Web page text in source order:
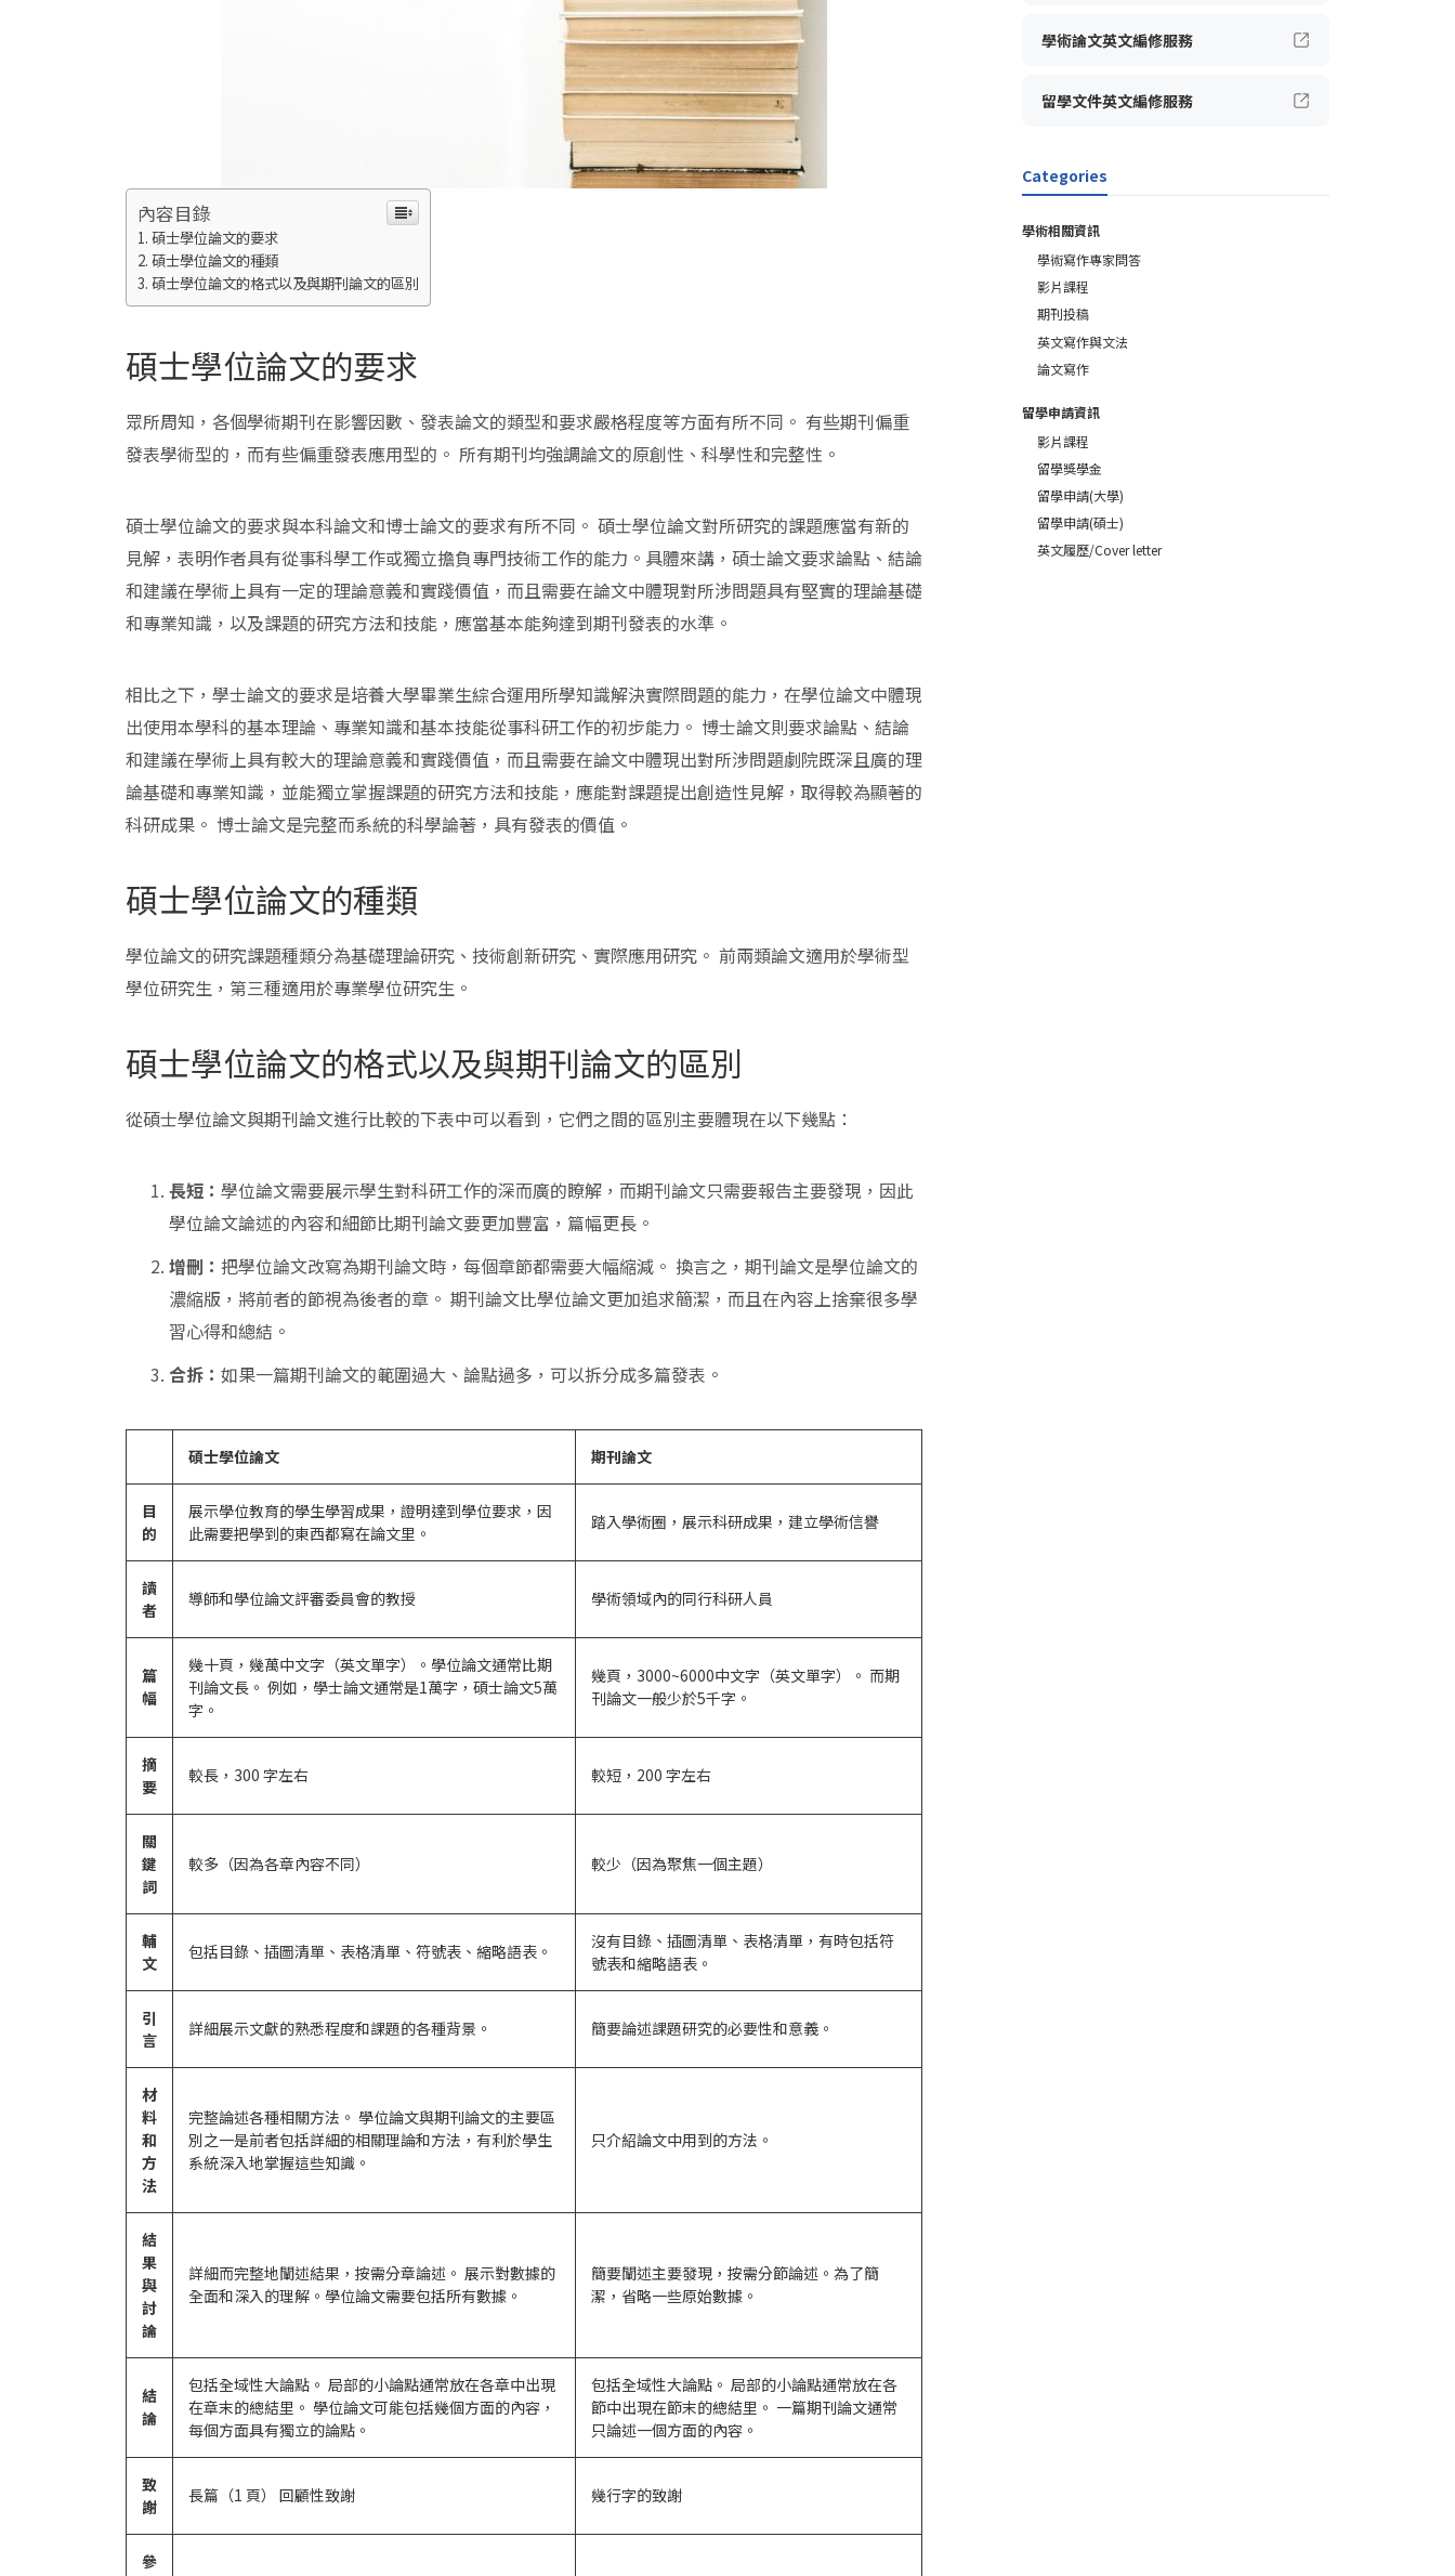
內容目錄
碩士學位論文的要求
碩士學位論文的種類
碩士學位論文的格式以及與期刊論文的區別
碩士學位論文的要求
眾所周知，各個學術期刊在影響因數、發表論文的類型和要求嚴格程度等方面有所不同。 有些期刊偏重
發表學術型的，而有些偏重發表應用型的。 所有期刊均強調論文的原創性、科學性和完整性。
碩士學位論文的要求與本科論文和博士論文的要求有所不同。 碩士學位論文對所研究的課題應當有新的
見解，表明作者具有從事科學工作或獨立擔負專門技術工作的能力。具體來講，碩士論文要求論點、結論
和建議在學術上具有一定的理論意義和實踐價值，而且需要在論文中體現對所涉問題具有堅實的理論基礎
和專業知識，以及課題的研究方法和技能，應當基本能夠達到期刊發表的水準。
相比之下，學士論文的要求是培養大學畢業生綜合運用所學知識解決實際問題的能力，在學位論文中體現
出使用本學科的基本理論、專業知識和基本技能從事科研工作的初步能力。 博士論文則要求論點、結論
和建議在學術上具有較大的理論意義和實踐價值，而且需要在論文中體現出對所涉問題劇院既深且廣的理
論基礎和專業知識，並能獨立掌握課題的研究方法和技能，應能對課題提出創造性見解，取得較為顯著的
科研成果。 博士論文是完整而系統的科學論著，具有發表的價值。
碩士學位論文的種類
學位論文的研究課題種類分為基礎理論研究、技術創新研究、實際應用研究。 前兩類論文適用於學術型
學位研究生，第三種適用於專業學位研究生。
碩士學位論文的格式以及與期刊論文的區別
從碩士學位論文與期刊論文進行比較的下表中可以看到，它們之間的區別主要體現在以下幾點：
長短： 學位論文需要展示學生對科研工作的深而廣的瞭解，而期刊論文只需要報告主要發現，因此
學位論文論述的內容和細節比期刊論文要更加豐富，篇幅更長。
增刪： 把學位論文改寫為期刊論文時，每個章節都需要大幅縮減。 換言之，期刊論文是學位論文的
濃縮版，將前者的節視為後者的章。 期刊論文比學位論文更加追求簡潔，而且在內容上捨棄很多學
習心得和總結。
合拆： 如果一篇期刊論文的範圍過大、論點過多，可以拆分成多篇發表。
碩士學位論文 期刊論文
目
的
展示學位教育的學生學習成果，證明達到學位要求，因
此需要把學到的東西都寫在論文里。
踏入學術圈，展示科研成果，建立學術信譽
讀
者
導師和學位論文評審委員會的教授 學術領域內的同行科研人員
篇
幅
幾十頁，幾萬中文字（英文單字）。學位論文通常比期
刊論文長。 例如，學士論文通常是1萬字，碩士論文5萬
字。
幾頁，3000~6000中文字（英文單字）。 而期
刊論文一般少於5千字。
摘
要
較長，300 字左右 較短，200 字左右
關
鍵
詞
較多（因為各章內容不同） 較少（因為聚焦一個主題）
輔
文
包括目錄、插圖清單、表格清單、符號表、縮略語表。
沒有目錄、插圖清單、表格清單，有時包括符
號表和縮略語表。
引
言
詳細展示文獻的熟悉程度和課題的各種背景。 簡要論述課題研究的必要性和意義。
材
料
和
方
法
完整論述各種相關方法。 學位論文與期刊論文的主要區
別之一是前者包括詳細的相關理論和方法，有利於學生
系統深入地掌握這些知識。
只介紹論文中用到的方法。
結
果
與
討
論
詳細而完整地闡述結果，按需分章論述。 展示對數據的
全面和深入的理解。學位論文需要包括所有數據。
簡要闡述主要發現，按需分節論述。為了簡
潔，省略一些原始數據。
結
論
包括全域性大論點。 局部的小論點通常放在各章中出現
在章末的總結里。 學位論文可能包括幾個方面的內容，
每個方面具有獨立的論點。
包括全域性大論點。 局部的小論點通常放在各
節中出現在節末的總結里。 一篇期刊論文通常
只論述一個方面的內容。
致
謝
長篇（1 頁） 回顧性致謝 幾行字的致謝
參
學術論文英文編修服務
留學文件英文編修服務
Categories
學術相關資訊
學術寫作專家問答
影片課程
期刊投稿
英文寫作與文法
論文寫作
留學申請資訊
影片課程
留學獎學金
留學申請(大學)
留學申請(碩士)
英文履歷/Cover letter